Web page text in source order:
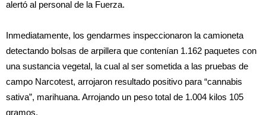
alertó al personal de la Fuerza.
Inmediatamente, los gendarmes inspeccionaron la camioneta
detectando bolsas de arpillera que contenían 1.162 paquetes con
una sustancia vegetal, la cual al ser sometida a las pruebas de
campo Narcotest, arrojaron resultado positivo para “cannabis
sativa”, marihuana. Arrojando un peso total de 1.004 kilos 105
gramos.